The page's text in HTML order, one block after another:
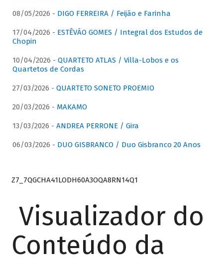
08/05/2026 - DIGO FERREIRA / Feijão e Farinha
17/04/2026 - ESTÊVÃO GOMES / Integral dos Estudos de
Chopin
10/04/2026 - QUARTETO ATLAS / Villa-Lobos e os
Quartetos de Cordas
27/03/2026 - QUARTETO SONETO PROEMIO
20/03/2026 - MAKAMO
13/03/2026 - ANDREA PERRONE / Gira
06/03/2026 - DUO GISBRANCO / Duo Gisbranco 20 Anos
Z7_7QGCHA41LODH60A3OQA8RN14Q1
Visualizador do
Conteúdo da